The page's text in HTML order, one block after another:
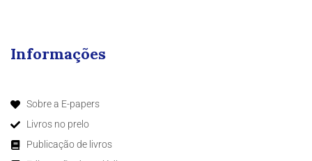
Informações
Sobre a E-papers
Livros no prelo
Publicação de livros